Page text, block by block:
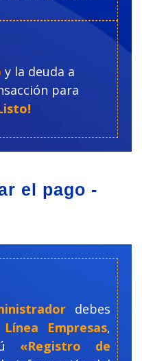
y la deuda a
para
el pago -
debes
Empresas,
«Registro de